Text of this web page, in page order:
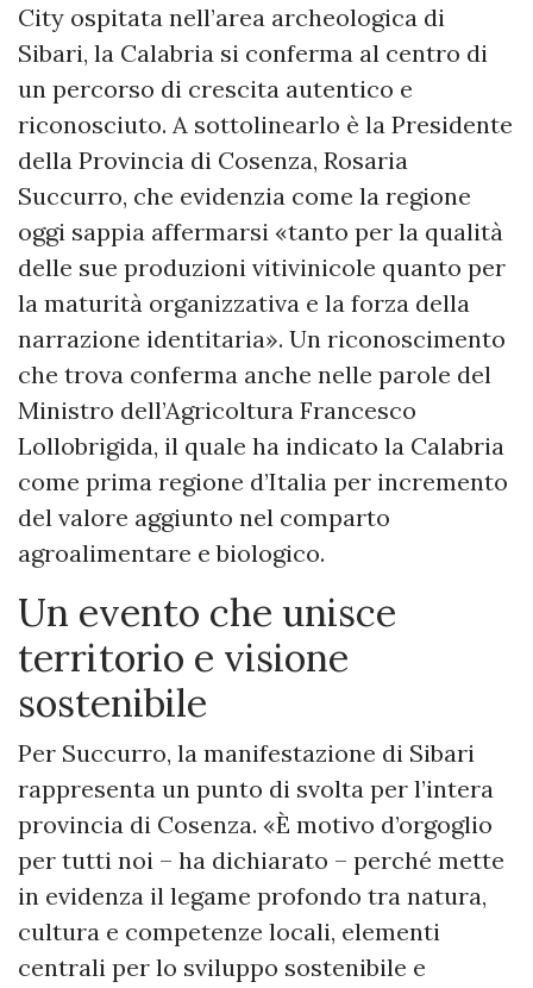
City ospitata nell’area archeologica di
Sibari, la Calabria si conferma al centro di
un percorso di crescita autentico e
riconosciuto. A sottolinearlo è la Presidente
della Provincia di Cosenza, Rosaria
Succurro, che evidenzia come la regione
oggi sappia affermarsi «tanto per la qualità
delle sue produzioni vitivinicole quanto per
la maturità organizzativa e la forza della
narrazione identitaria». Un riconoscimento
che trova conferma anche nelle parole del
Ministro dell’Agricoltura Francesco
Lollobrigida, il quale ha indicato la Calabria
come prima regione d’Italia per incremento
del valore aggiunto nel comparto
agroalimentare e biologico.
Un evento che unisce
territorio e visione
sostenibile
Per Succurro, la manifestazione di Sibari
rappresenta un punto di svolta per l’intera
provincia di Cosenza. «È motivo d’orgoglio
per tutti noi – ha dichiarato – perché mette
in evidenza il legame profondo tra natura,
cultura e competenze locali, elementi
centrali per lo sviluppo sostenibile e